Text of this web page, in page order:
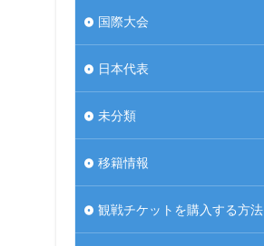
国際大会
日本代表
未分類
移籍情報
観戦チケットを購入する方法